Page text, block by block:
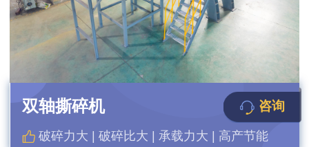
双轴撕碎机
破碎力大 | 破碎比大 | 承载力大 | 高产节能
咨询